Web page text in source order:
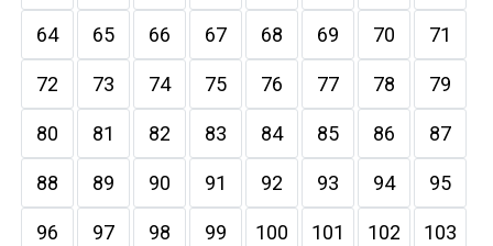
64 65 66 67 68 69 70 71
72 73 74 75 76 77 78 79
80 81 82 83 84 85 86 87
88 89 90 91 92 93 94 95
96 97 98 99 100 101 102 103